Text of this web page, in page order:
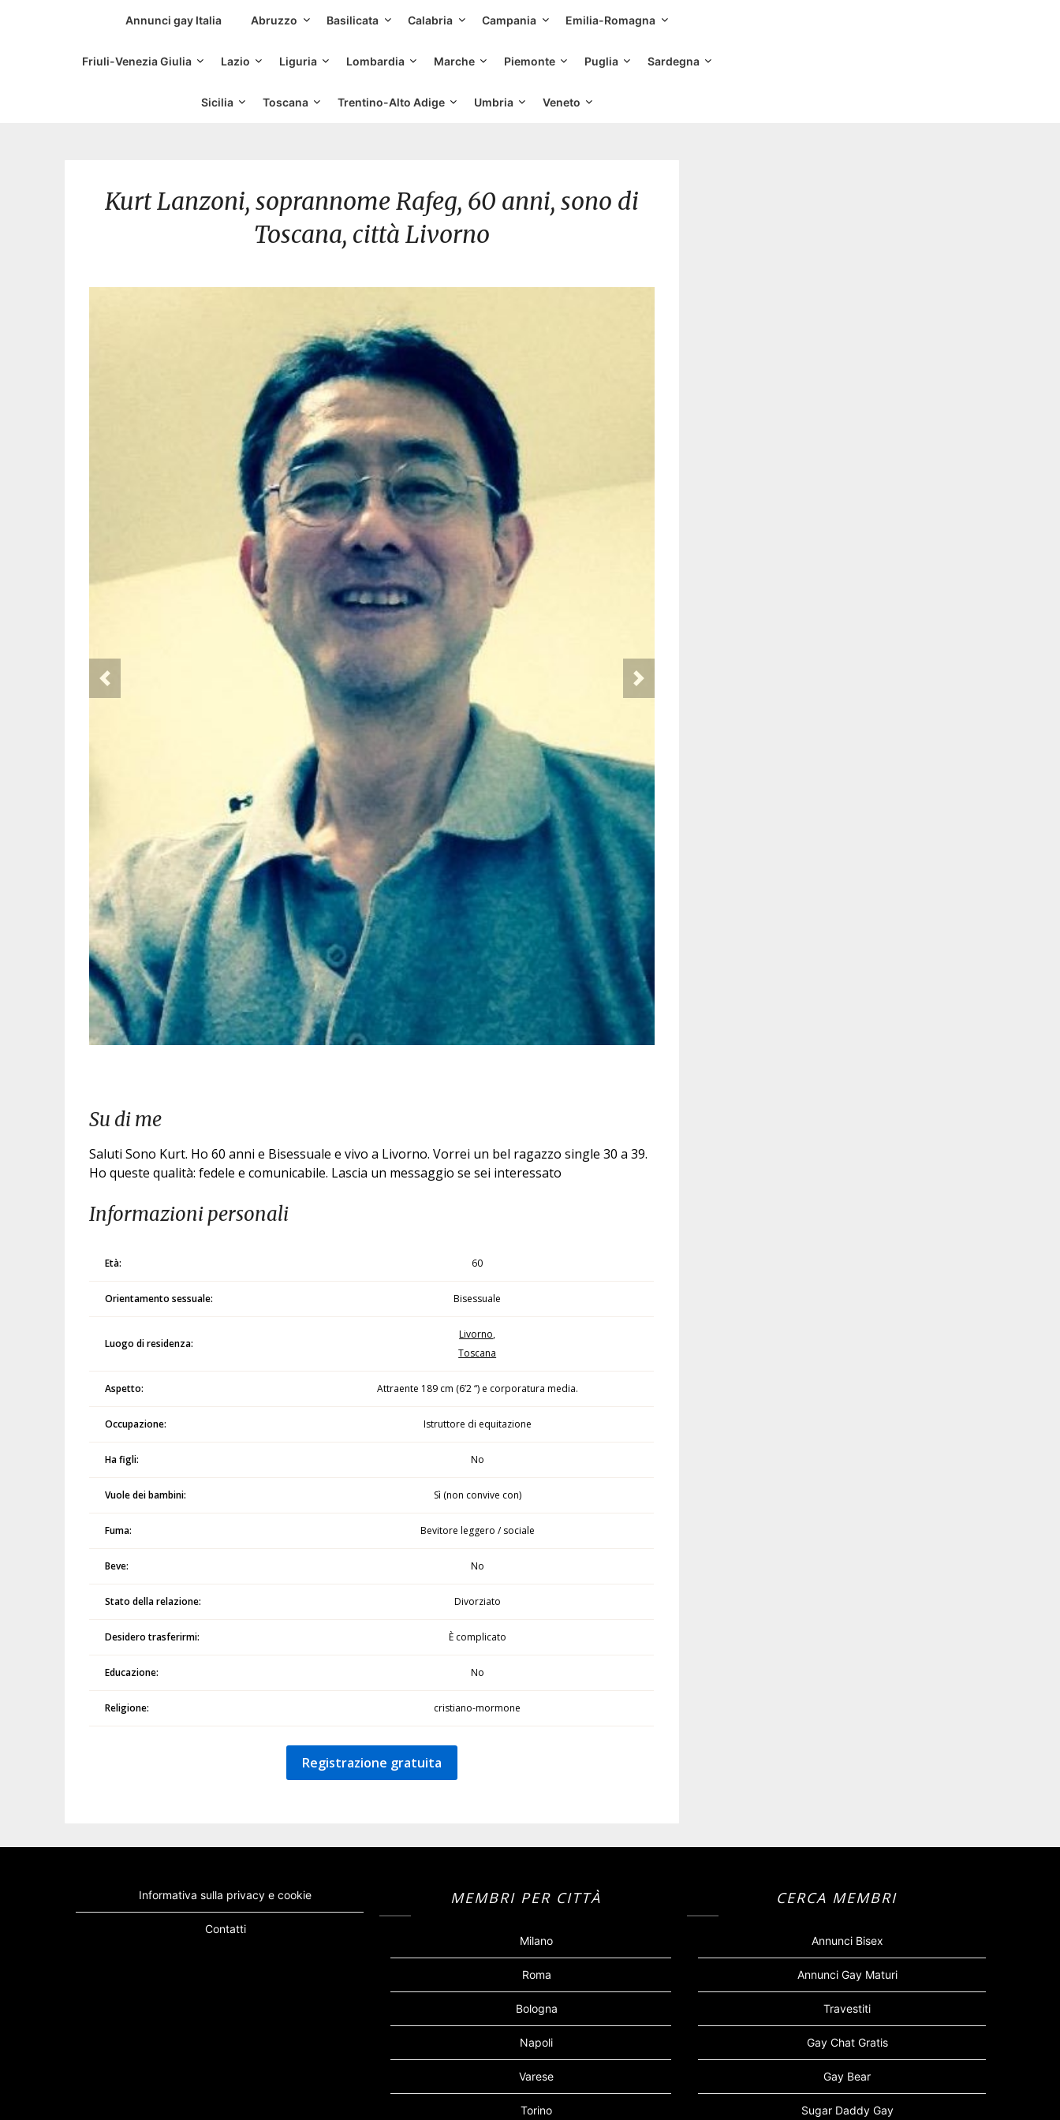
Siti Incontri Gay
Annunci gay Italia Abruzzo Basilicata Calabria Campania Emilia-Romagna
Friuli-Venezia Giulia Lazio Liguria Lombardia Marche Piemonte Puglia Sardegna
Sicilia Toscana Trentino-Alto Adige Umbria Veneto
Kurt Lanzoni, soprannome Rafeg, 60 anni, sono di
Toscana, città Livorno
Su di me
Saluti Sono Kurt. Ho 60 anni e Bisessuale e vivo a Livorno. Vorrei un bel ragazzo single 30 a 39.
Ho queste qualità: fedele e comunicabile. Lascia un messaggio se sei interessato
Informazioni personali
Età: 60
Orientamento sessuale: Bisessuale
Luogo di residenza:
Livorno,
Toscana
Aspetto: Attraente 189 cm (6’2 “) e corporatura media.
Occupazione: Istruttore di equitazione
Ha figli: No
Vuole dei bambini: Sì (non convive con)
Fuma: Bevitore leggero / sociale
Beve: No
Stato della relazione: Divorziato
Desidero trasferirmi: È complicato
Educazione: No
Religione: cristiano-mormone
Registrazione gratuita
Informativa sulla privacy e cookie
Contatti
MEMBRI PER CITTÀ
Milano
Roma
Bologna
Napoli
Varese
Torino
CERCA MEMBRI
Annunci Bisex
Annunci Gay Maturi
Travestiti
Gay Chat Gratis
Gay Bear
Sugar Daddy Gay